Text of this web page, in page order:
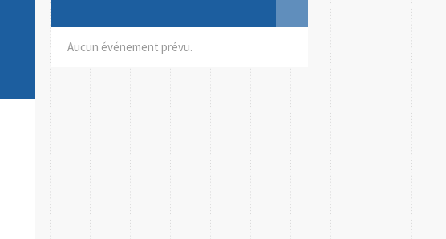
Aucun événement prévu.